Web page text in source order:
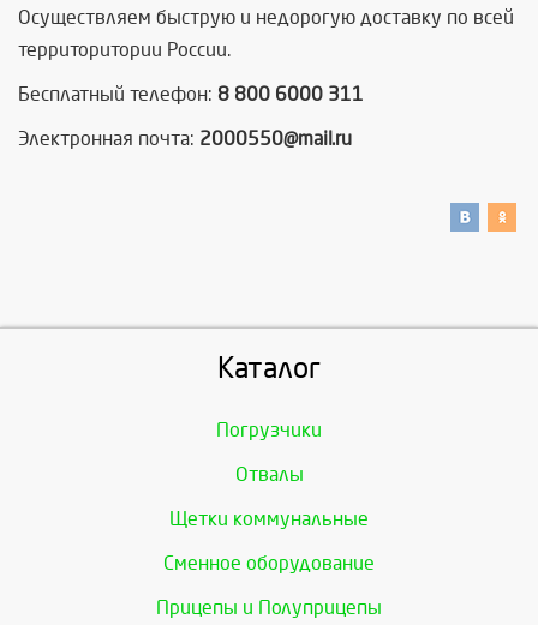
Осуществляем быструю и недорогую доставку по всей
территоритории России.
Бесплатный телефон: 8 800 6000 311
Электронная почта: 2000550@mail.ru
Каталог
Погрузчики
Отвалы
Щетки коммунальные
Сменное оборудование
Прицепы и Полуприцепы